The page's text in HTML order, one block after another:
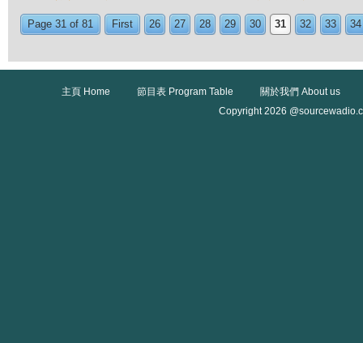
Page 31 of 81 First 26 27 28 29 30 31 32 33 34
主頁 Home 節目表 Program Table
關於我們 About us
Copyright 2026